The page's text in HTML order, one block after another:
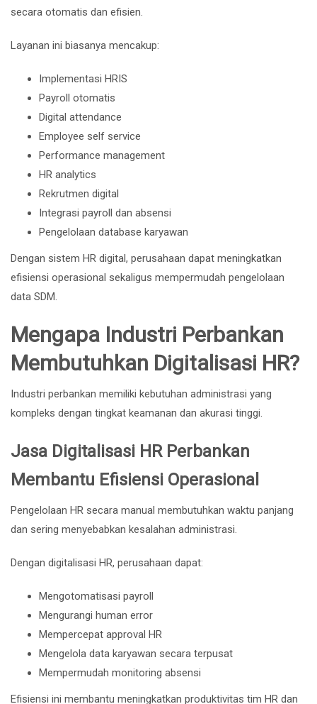
secara otomatis dan efisien.
Layanan ini biasanya mencakup:
Implementasi HRIS
Payroll otomatis
Digital attendance
Employee self service
Performance management
HR analytics
Rekrutmen digital
Integrasi payroll dan absensi
Pengelolaan database karyawan
Dengan sistem HR digital, perusahaan dapat meningkatkan
efisiensi operasional sekaligus mempermudah pengelolaan
data SDM.
Mengapa Industri Perbankan
Membutuhkan Digitalisasi HR?
Industri perbankan memiliki kebutuhan administrasi yang
kompleks dengan tingkat keamanan dan akurasi tinggi.
Jasa Digitalisasi HR Perbankan
Membantu Efisiensi Operasional
Pengelolaan HR secara manual membutuhkan waktu panjang
dan sering menyebabkan kesalahan administrasi.
Dengan digitalisasi HR, perusahaan dapat:
Mengotomatisasi payroll
Mengurangi human error
Mempercepat approval HR
Mengelola data karyawan secara terpusat
Mempermudah monitoring absensi
Efisiensi ini membantu meningkatkan produktivitas tim HR dan